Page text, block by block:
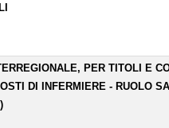
PER TITOLI E
DI INFERMIERE - RUOLO